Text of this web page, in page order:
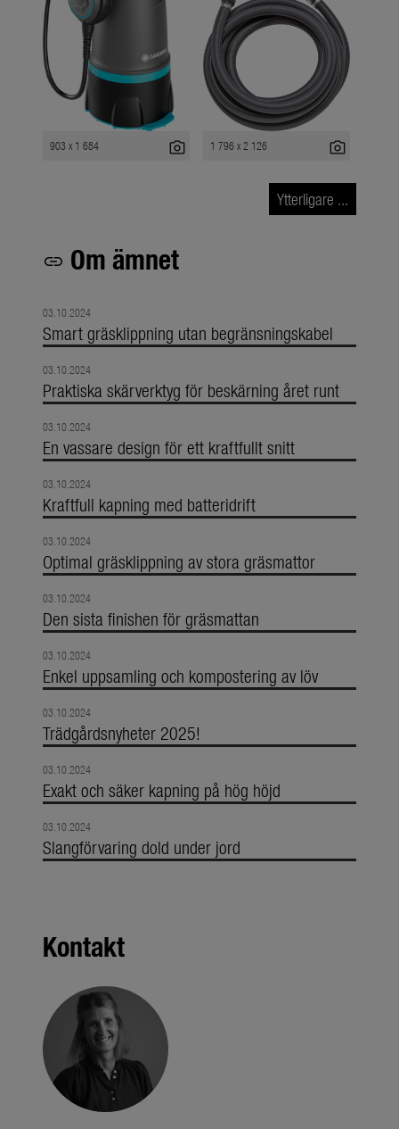
903 x 1 684 photo_camera 1 796 x 2 126 photo_camera
Ytterligare ...
link Om ämnet
03.10.2024
Smart gräsklippning utan begränsningskabel
03.10.2024
Praktiska skärverktyg för beskärning året runt
03.10.2024
En vassare design för ett kraftfullt snitt
03.10.2024
Kraftfull kapning med batteridrift
03.10.2024
Optimal gräsklippning av stora gräsmattor
03.10.2024
Den sista finishen för gräsmattan
03.10.2024
Enkel uppsamling och kompostering av löv
03.10.2024
Trädgårdsnyheter 2025!
03.10.2024
Exakt och säker kapning på hög höjd
03.10.2024
Slangförvaring dold under jord
Kontakt